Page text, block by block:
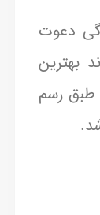
دعوت
بهترین
طبق رسم